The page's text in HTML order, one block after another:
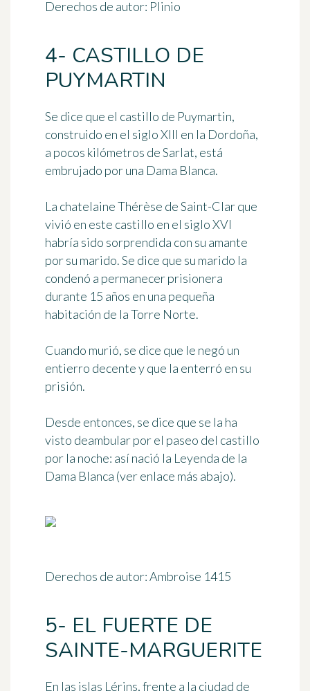
Derechos de autor: Plinio
4- CASTILLO DE
PUYMARTIN
Se dice que el castillo de Puymartin,
construido en el siglo XIII en la Dordoña,
a pocos kilómetros de Sarlat, está
embrujado por una Dama Blanca.
La chatelaineThérèse de Saint-Clarque
vivió en este castillo en el siglo XVI
habría sido sorprendida con su amante
por su marido. Se dice que su marido la
condenó a permanecer prisionera
durante 15 años en una pequeña
habitación de la Torre Norte.
Cuando murió, se dice que le negó un
entierro decente y que la enterró en su
prisión.
Desde entonces, se dice que se la ha
visto deambular por el paseo del castillo
por la noche: así nació la Leyenda de la
Dama Blanca (ver enlace más abajo).
Derechos de autor: Ambroise 1415
5- EL FUERTE DE
SAINTE-MARGUERITE
En las islas Lérins, frente a la ciudad de